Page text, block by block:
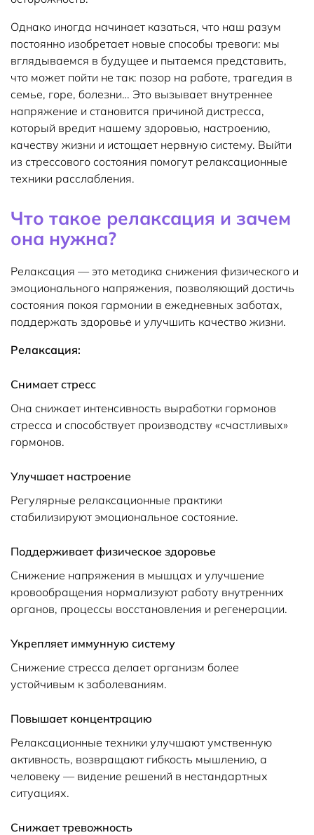
Однако иногда начинает казаться, что наш разум
постоянно изобретает новые способы тревоги: мы
вглядываемся в будущее и пытаемся представить,
что может пойти не так: позор на работе, трагедия в
семье, горе, болезни… Это вызывает внутреннее
напряжение и становится причиной дистресса,
который вредит нашему здоровью, настроению,
качеству жизни и истощает нервную систему. Выйти
из стрессового состояния помогут релаксационные
техники расслабления.
Что такое релаксация и зачем
она нужна?
Релаксация — это методика снижения физического и
эмоционального напряжения, позволяющий достичь
состояния покоя гармонии в ежедневных заботах,
поддержать здоровье и улучшить качество жизни.
Релаксация:
Снимает стресс
Она снижает интенсивность выработки гормонов
стресса и способствует производству «счастливых»
гормонов.
Улучшает настроение
Регулярные релаксационные практики
стабилизируют эмоциональное состояние.
Поддерживает физическое здоровье
Снижение напряжения в мышцах и улучшение
кровообращения нормализуют работу внутренних
органов, процессы восстановления и регенерации.
Укрепляет иммунную систему
Снижение стресса делает организм более
устойчивым к заболеваниям.
Повышает концентрацию
Релаксационные техники улучшают умственную
активность, возвращают гибкость мышлению, а
человеку — видение решений в нестандартных
ситуациях.
Снижает тревожность